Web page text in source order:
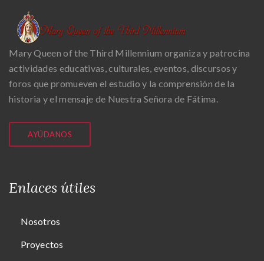
Mary Queen of the Third Millennium organiza y patrocina
actividades educativas, culturales, eventos, discursos y
foros que promueven el estudio y la comprensión de la
historia y el mensaje de Nuestra Señora de Fátima.
AYÚDANOS
Enlaces útiles
Nosotros
Proyectos